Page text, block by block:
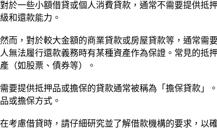
對於一些小額借貸或個人消費貸款，通常不需要提供抵
級和還款能力。
然而，對於較大金額的商業貸款或房屋貸款等，通常需
人無法履行還款義務時有某種資產作為保證。常見的抵
產（如股票、債券等）。
需要提供抵押品或擔保的貸款通常被稱為「擔保貸款」
品或擔保方式。
在考慮借貸時，請仔細研究並了解借款機構的要求，以